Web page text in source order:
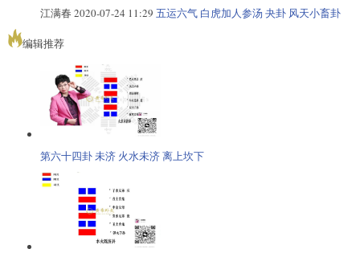
江满春 2020-07-24 11:29 五运六气 白虎加人参汤 夬卦 风天小畜卦
编辑推荐
第六十四卦 未济 火水未济 离上坎下